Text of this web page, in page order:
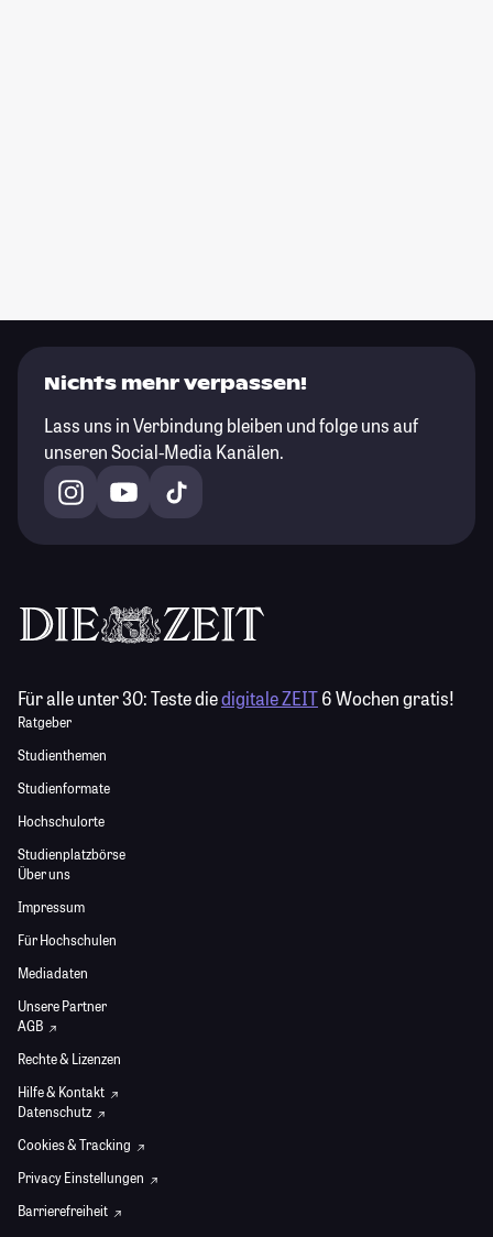
Nichts mehr verpassen!
Lass uns in Verbindung bleiben und folge uns auf
unseren Social-Media Kanälen.
Für alle unter 30:Teste diedigitale ZEIT6 Wochen gratis!
Ratgeber
Studienthemen
Studienformate
Hochschulorte
Studienplatzbörse
Über uns
Impressum
Für Hochschulen
Mediadaten
Unsere Partner
AGB
Rechte & Lizenzen
Hilfe & Kontakt
Datenschutz
Cookies & Tracking
Privacy Einstellungen
Barrierefreiheit